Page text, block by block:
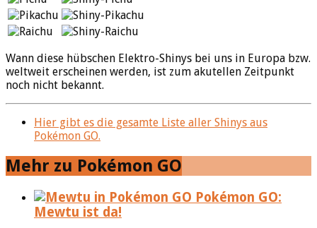
Wann diese hübschen Elektro-Shinys bei uns in Europa bzw.
weltweit erscheinen werden, ist zum akutellen Zeitpunkt
noch nicht bekannt.
Hier gibt es die gesamte Liste aller Shinys aus
Pokémon GO.
Mehr zu Pokémon GO
Pokémon GO:
Mewtu ist da!